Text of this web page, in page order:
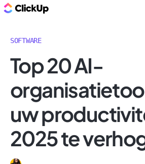
SOFTWARE
Top 20 AI-
uw
2025 te